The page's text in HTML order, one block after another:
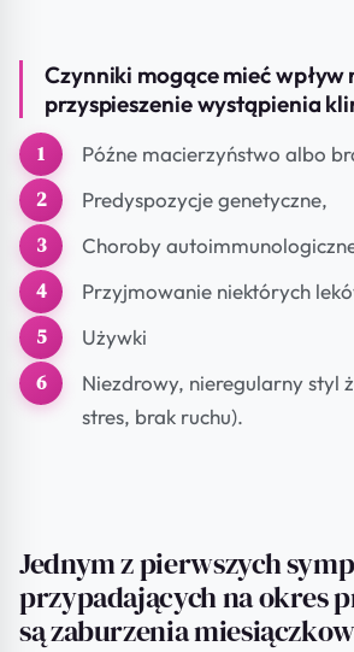
Czynniki mogące mieć wpływ
przyspieszenie wystąpienia
Późne macierzyństwo albo
Predyspozycje genetyczne,
Choroby
Przyjmowanie niektórych
Używki
Niezdrowy, nieregularny styl
stres, brak ruchu).
Jednym z pierwszych
przypadających na okres
są zaburzenia